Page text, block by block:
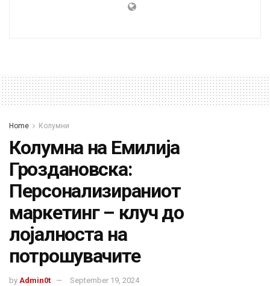
Home Колумни
Колумна на Емилија
Гроздановска:
Персонализираниот
маркетинг – клуч до
лојалноста на
потрошувачите
by Admin0t September 19, 2024